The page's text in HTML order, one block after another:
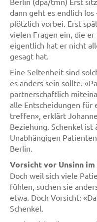
dann geht es endlich
plötzlich vorbei. Erst
vielen Fragen ein, die
eigentlich hat er nicht
gesagt hat.
Eine Seltenheit sind
es anders sein sollte.
partnerschaftlich
alle Entscheidungen
treffen», erklärt
Beziehung. Schenkel
Unabhängigen
Berlin.
Vorsicht vor Unsinn
Doch weil sich viele
fühlen, suchen sie
etwa. Doch Vorsicht:
Schenkel.